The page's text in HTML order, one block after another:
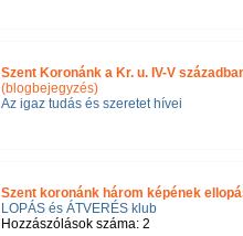
Szent Koronánk a Kr. u. IV-V
(blogbejegyzés)
Az igaz tudás és szeretet hívei
Szent koronánk három képének
LOPÁS és ÁTVERÉS klub
Hozzászólások száma: 2